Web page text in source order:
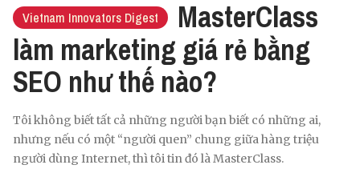
Vietnam Innovators Digest
MasterClass
làm marketing giá rẻ bằng
SEO như thế nào?
Tôi không biết tất cả những người bạn biết có những ai,
nhưng nếu có một “người quen” chung giữa hàng triệu
người dùng Internet, thì tôi tin đó là MasterClass.